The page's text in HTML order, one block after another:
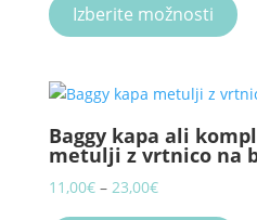
the
13,00€
through
Izberite možnosti
Baggy kapa ali
metulji z vrtnico na
11,00€ – 23,00€Price